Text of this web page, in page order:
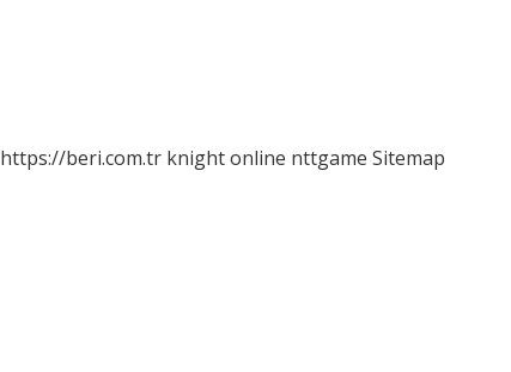
https://beri.com.tr knight online nttgame Sitemap